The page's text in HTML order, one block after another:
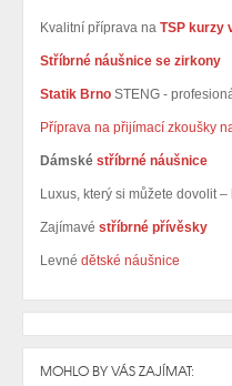
Kvalitní příprava na TSP kurzy
Stříbrné náušnice se zirkony
Statik Brno STENG -
Příprava na přijímací zkoušky
Dámské stříbrné náušnice
Luxus, který si můžete dovolit –
Zajímavé stříbrné přívěsky
Levné dětské náušnice
MOHLO BY VÁS ZAJÍMAT: